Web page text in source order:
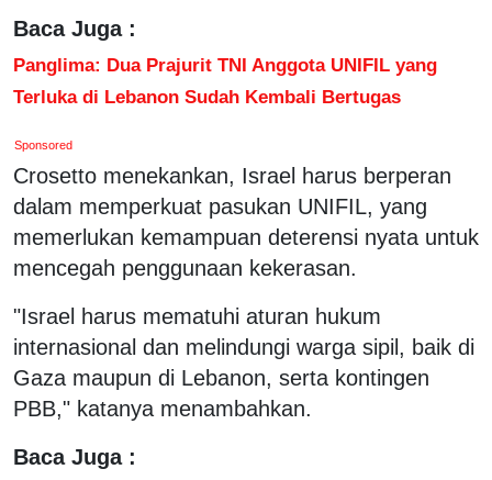
Baca Juga :
Panglima: Dua Prajurit TNI Anggota UNIFIL yang
Terluka di Lebanon Sudah Kembali Bertugas
Sponsored
Crosetto menekankan, Israel harus berperan
dalam memperkuat pasukan UNIFIL, yang
memerlukan kemampuan deterensi nyata untuk
mencegah penggunaan kekerasan.
"Israel harus mematuhi aturan hukum
internasional dan melindungi warga sipil, baik di
Gaza maupun di Lebanon, serta kontingen
PBB," katanya menambahkan.
Baca Juga :